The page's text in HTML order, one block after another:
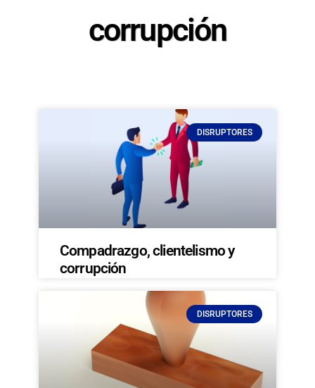
corrupción
DISRUPTORES
Compadrazgo, clientelismo y
corrupción
DISRUPTORES